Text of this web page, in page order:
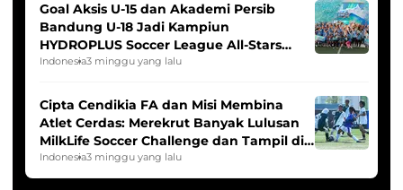
Goal Aksis U-15 dan Akademi Persib
Bandung U-18 Jadi Kampiun
HYDROPLUS Soccer League All-Stars
2025/2026
Indonesia3 minggu yang lalu
Cipta Cendikia FA dan Misi Membina
Atlet Cerdas: Merekrut Banyak Lulusan
MilkLife Soccer Challenge dan Tampil di
HYDROPLUS Soccer League
Indonesia3 minggu yang lalu